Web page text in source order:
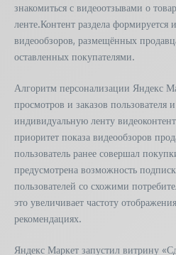
знакомиться с видеоотзывами о
ленте.Контент раздела формируется
видеообзоров, размещённых
оставленных покупателями.
Алгоритм персонализации Яндекс
просмотров и заказов пользователя
индивидуальную ленту
приоритет показа видеообзоров
пользователь ранее совершал
предусмотрена возможность
пользователей со схожими
это увеличивает частоту
рекомендациях.
Яндекс Маркет запустил витрину